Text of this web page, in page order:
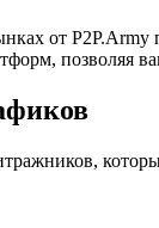
от
позволяя